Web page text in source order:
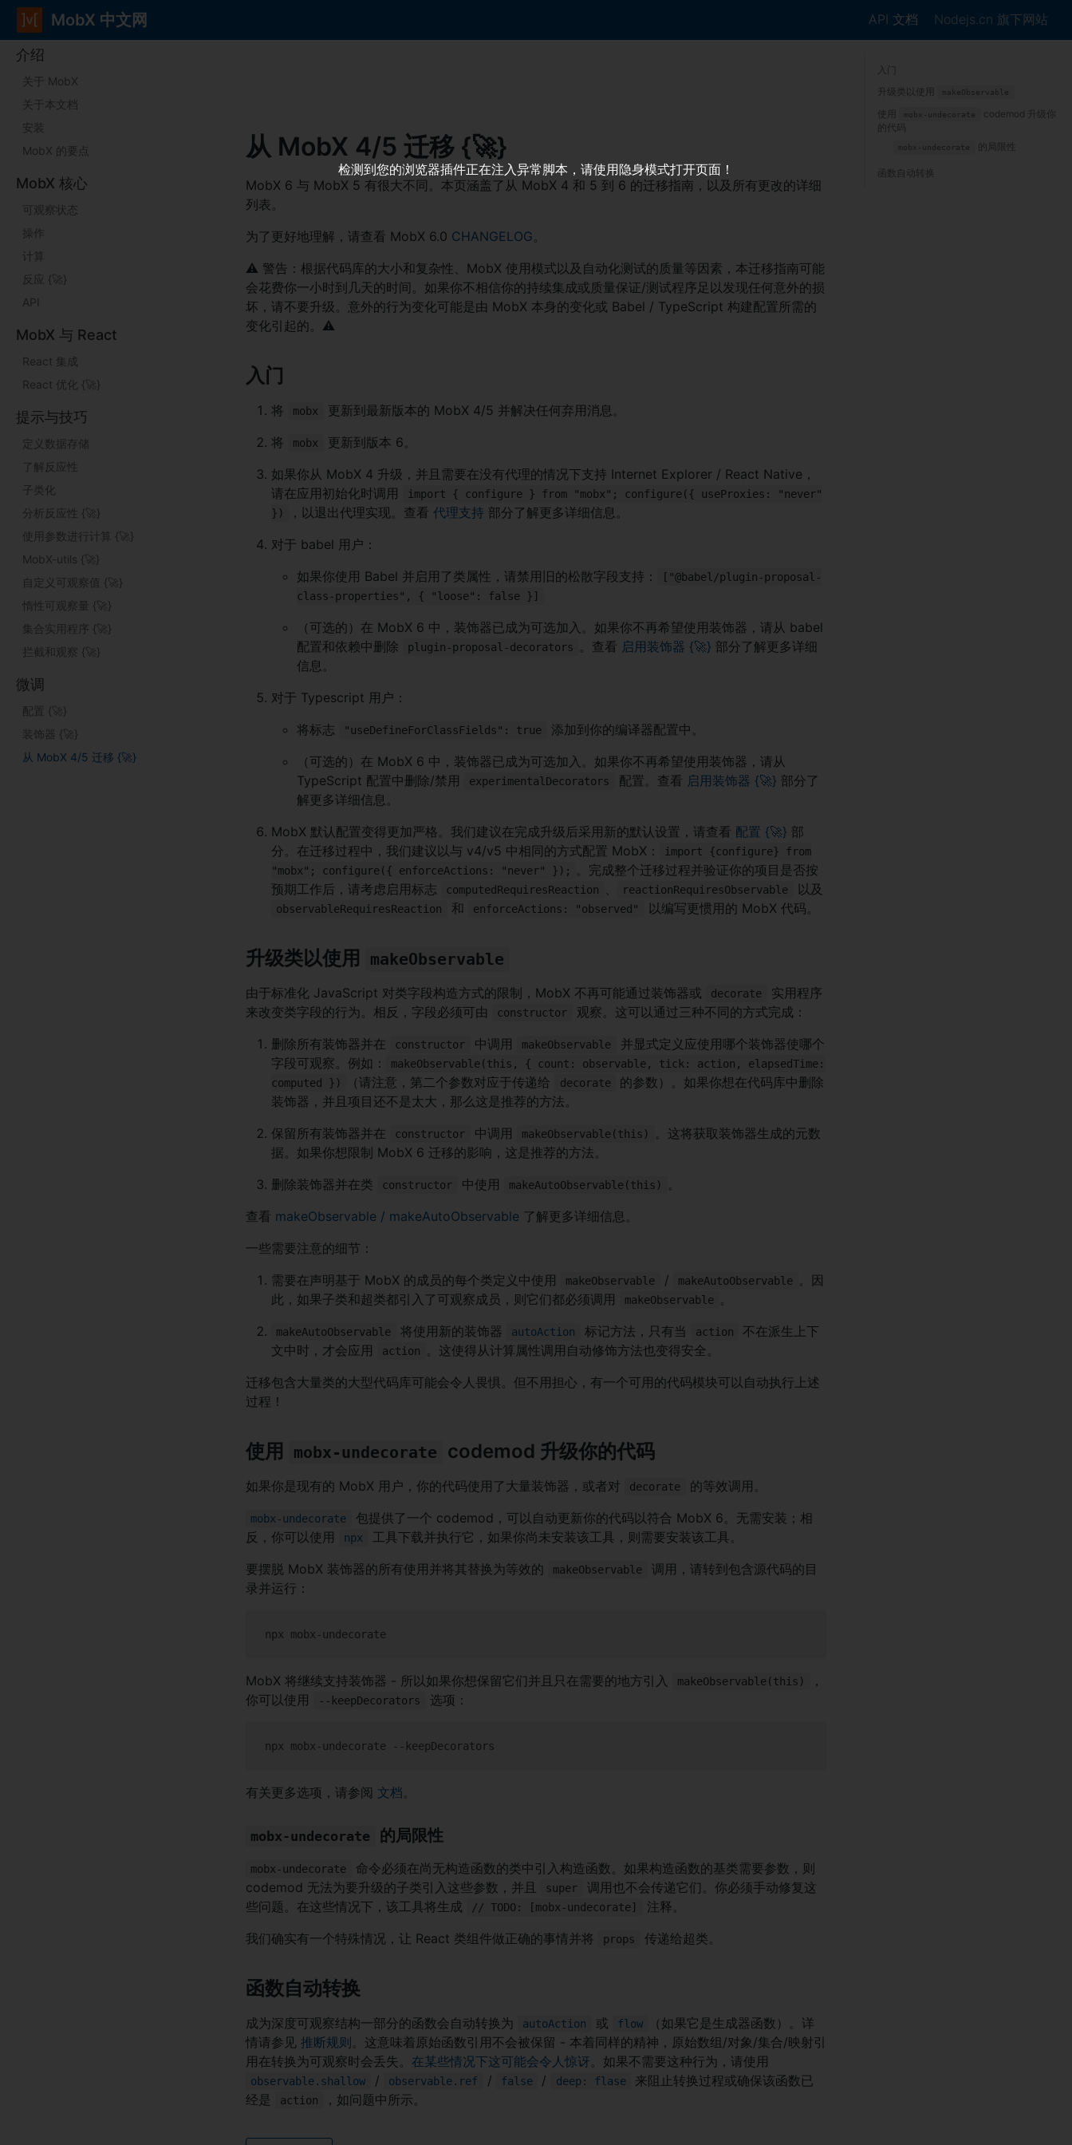
MobX 中文网 API 文档 Nodejs.cn 旗下网站
介绍
关于 MobX
关于本文档
安装
MobX 的要点
MobX 核心
可观察状态
操作
计算
反应 {🚀}
API
MobX 与 React
React 集成
React 优化 {🚀}
提示与技巧
定义数据存储
了解反应性
子类化
分析反应性 {🚀}
使用参数进行计算 {🚀}
MobX-utils {🚀}
自定义可观察值 {🚀}
惰性可观察量 {🚀}
集合实用程序 {🚀}
拦截和观察 {🚀}
微调
配置 {🚀}
装饰器 {🚀}
从 MobX 4/5 迁移 {🚀}
从 MobX 4/5 迁移 {🚀}
MobX 6 与 MobX 5 有很大不同。本页涵盖了从 MobX 4 和 5 到 6 的迁移指南，以及所有更改的详细
列表。
为了更好地理解，请查看 MobX 6.0 CHANGELOG 。
⚠️ 警告：根据代码库的大小和复杂性、MobX 使用模式以及自动化测试的质量等因素，本迁移指南可能
会花费你一小时到几天的时间。如果你不相信你的持续集成或质量保证/测试程序足以发现任何意外的损
坏，请不要升级。意外的行为变化可能是由 MobX 本身的变化或 Babel / TypeScript 构建配置所需的
变化引起的。⚠️
入门
将 mobx
更新到最新版本的 MobX 4/5 并解决任何弃用消息。
将
mobx
更新到版本 6。
如果你从 MobX 4 升级，并且需要在没有代理的情况下支持 Internet Explorer / React Native，
请在应用初始化时调用
import { configure } from "mobx"; configure({ useProxies: "never"
})
，以退出代理实现。查看代理支持 部分了解更多详细信息。
对于 babel 用户：
如果你使用 Babel 并启用了类属性，请禁用旧的松散字段支持：
["@babel/plugin-proposal-
class-properties", { "loose": false }]
（可选的）在 MobX 6 中，装饰器已成为可选加入。如果你不再希望使用装饰器，请从 babel
配置和依赖中删除
plugin-proposal-decorators 。查看 启用装饰器 {🚀} 部分了解更多详细
信息。
对于 Typescript 用户：
将标志
"useDefineForClassFields": true
添加到你的编译器配置中。
（可选的）在 MobX 6 中，装饰器已成为可选加入。如果你不再希望使用装饰器，请从
TypeScript 配置中删除/禁用
experimentalDecorators 配置。查看 启用装饰器 {🚀} 部分了
解更多详细信息。
MobX 默认配置变得更加严格。我们建议在完成升级后采用新的默认设置，请查看 配置 {🚀} 部
分。在迁移过程中，我们建议以与 v4/v5 中相同的方式配置 MobX：
import {configure} from
"mobx"; configure({ enforceActions: "never" });
。完成整个迁移过程并验证你的项目是否按
预期工作后，请考虑启用标志
computedRequiresReaction 、 reactionRequiresObservable 以及
observableRequiresReaction 和 enforceActions: "observed" 以编写更惯用的 MobX 代码。
升级类以使用 makeObservable
由于标准化 JavaScript 对类字段构造方式的限制，MobX 不再可能通过装饰器或 decorate
实用程序
来改变类字段的行为。相反，字段必须可由
constructor
观察。这可以通过三种不同的方式完成：
删除所有装饰器并在
constructor 中调用 makeObservable
并显式定义应使用哪个装饰器使哪个
字段可观察。例如：
makeObservable(this, { count: observable, tick: action, elapsedTime:
computed })
（请注意，第二个参数对应于传递给 decorate
的参数）。如果你想在代码库中删除
装饰器，并且项目还不是太大，那么这是推荐的方法。
保留所有装饰器并在
constructor 中调用 makeObservable(this)
。这将获取装饰器生成的元数
据。如果你想限制 MobX 6 迁移的影响，这是推荐的方法。
删除装饰器并在类
constructor 中使用 makeAutoObservable(this)
。
查看 makeObservable / makeAutoObservable 了解更多详细信息。
一些需要注意的细节：
需要在声明基于 MobX 的成员的每个类定义中使用
makeObservable / makeAutoObservable
。因
此，如果子类和超类都引入了可观察成员，则它们都必须调用
makeObservable 。
makeAutoObservable 将使用新的装饰器 autoAction 标记方法，只有当 action
不在派生上下
文中时，才会应用
action
。这使得从计算属性调用自动修饰方法也变得安全。
迁移包含大量类的大型代码库可能会令人畏惧。但不用担心，有一个可用的代码模块可以自动执行上述
过程！
使用 mobx-undecorate codemod 升级你的代码
如果你是现有的 MobX 用户，你的代码使用了大量装饰器，或者对 decorate 的等效调用。
mobx-undecorate
包提供了一个 codemod，可以自动更新你的代码以符合 MobX 6。无需安装；相
反，你可以使用
npx
工具下载并执行它，如果你尚未安装该工具，则需要安装该工具。
要摆脱 MobX 装饰器的所有使用并将其替换为等效的
makeObservable
调用，请转到包含源代码的目
录并运行：
MobX 将继续支持装饰器 - 所以如果你想保留它们并且只在需要的地方引入 makeObservable(this)
，
你可以使用
--keepDecorators 选项：
有关更多选项，请参阅 文档 。
mobx-undecorate 的局限性
mobx-undecorate
命令必须在尚无构造函数的类中引入构造函数。如果构造函数的基类需要参数，则
codemod 无法为要升级的子类引入这些参数，并且
super
调用也不会传递它们。你必须手动修复这
些问题。在这些情况下，该工具将生成
// TODO: [mobx-undecorate]
注释。
我们确实有一个特殊情况，让 React 类组件做正确的事情并将
props 传递给超类。
函数自动转换
成为深度可观察结构一部分的函数会自动转换为 autoAction 或 flow
（如果它是生成器函数）。详
情请参见 推断规则 。这意味着原始函数引用不会被保留 - 本着同样的精神，原始数组/对象/集合/映射引
用在转换为可观察时会丢失。 在某些情况下这可能会令人惊讶 。如果不需要这种行为，请使用
observable.shallow / observable.ref / false / deep: flase
来阻止转换过程或确保该函数已
经是
action ，如问题中所示。
入门
升级类以使用
makeObservable
使用 mobx-undecorate
codemod 升级你
的代码
mobx-undecorate 的局限性
函数自动转换
检测到您的浏览器插件正在注入异常脚本，请使用隐身模式打开页面！